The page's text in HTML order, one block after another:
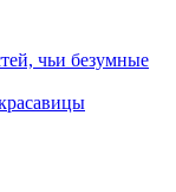
чьи безумные